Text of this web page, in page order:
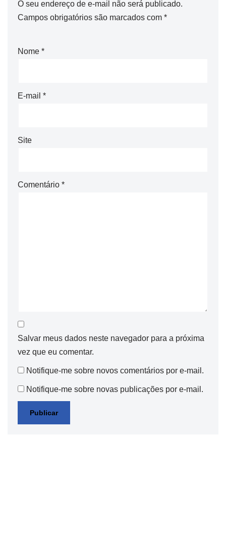
O seu endereço de e-mail não será publicado.
Campos obrigatórios são marcados com *
Nome *
E-mail *
Site
Comentário *
Salvar meus dados neste navegador para a próxima
vez que eu comentar.
Notifique-me sobre novos comentários por e-mail.
Notifique-me sobre novas publicações por e-mail.